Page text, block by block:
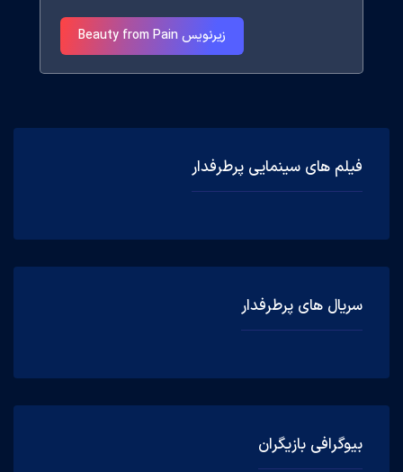
فیلم های سینمایی پرطرفدار
سریال های پرطرفدار
بیوگرافی بازیگران
زیرنویس Beauty from Pain